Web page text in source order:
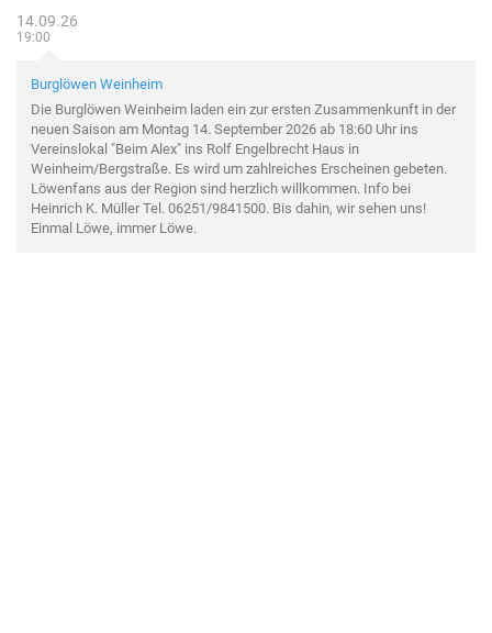
14.09.26
19:00
Burglöwen Weinheim
Die Burglöwen Weinheim laden ein zur ersten Zusammenkunft in der
neuen Saison am Montag 14. September 2026 ab 18:60 Uhr ins
Vereinslokal "Beim Alex" ins Rolf Engelbrecht Haus in
Weinheim/Bergstraße. Es wird um zahlreiches Erscheinen gebeten.
Löwenfans aus der Region sind herzlich willkommen. Info bei
Heinrich K. Müller Tel. 06251/9841500. Bis dahin, wir sehen uns!
Einmal Löwe, immer Löwe.